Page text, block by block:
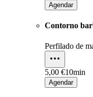
Agendar
Contorno
Perfilado de
5,00 €10min
Agendar